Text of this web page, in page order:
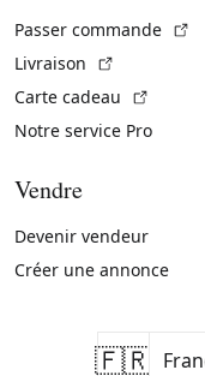
Passer commande
Livraison
Carte cadeau
Notre service Pro
Vendre
Devenir vendeur
Créer une annonce
🇫🇷